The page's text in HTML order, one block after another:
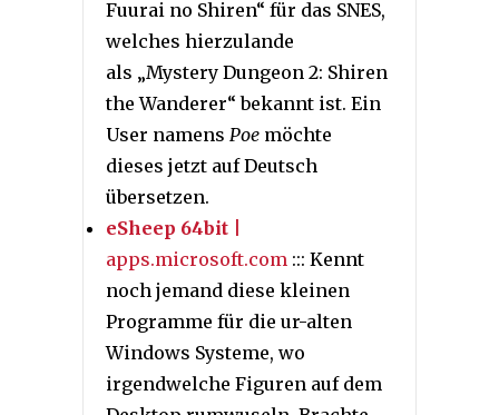
Fuurai no Shiren“ für das SNES,
welches hierzulande
als „Mystery Dungeon 2: Shiren
the Wanderer“ bekannt ist. Ein
User namens Poe möchte
dieses jetzt auf Deutsch
übersetzen.
eSheep 64bit
apps.microsoft.com ::: Kennt
noch jemand diese kleinen
Programme für die ur-alten
Windows Systeme, wo
irgendwelche Figuren auf dem